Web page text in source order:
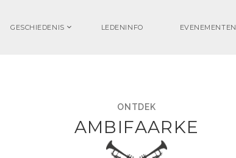
GESCHIEDENIS LEDENINFO EVENEMENTEN
ONTDEK
AMBIFAARKE